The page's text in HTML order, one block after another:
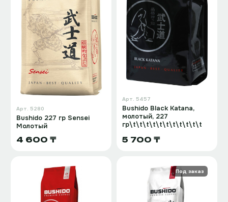
Арт. 5280
Bushido 227 гр Sensei
Молотый
4 600 ₸
Арт. 5457
Bushido Black Katana,
молотый, 227
гр\t\t\t\t\t\t\t\t\t\t\t
5 700 ₸
Под заказ